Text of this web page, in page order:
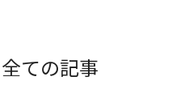
全ての記事